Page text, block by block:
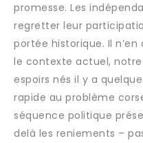
promesse. Les
regretter leur
portée historique. Il
le contexte actuel, notre
espoirs nés il y a
rapide au problème
séquence politique
delà les reniements –